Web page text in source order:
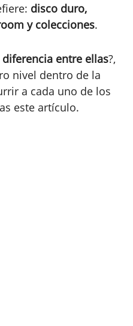
disco duro,
y colecciones.
diferencia entre ellas?,
nivel dentro de la
a cada uno de los
este artículo.